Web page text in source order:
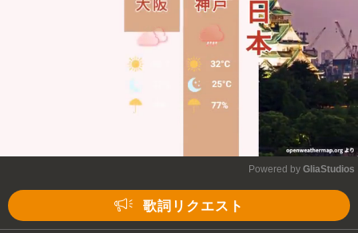
Powered by GliaStudios
歌詞リクエスト